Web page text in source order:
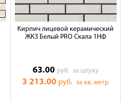
Кирпич лицевой керамический
ЖКЗ Белый PRO Скала 1НФ
63.00 руб. за штуку
3 213.00 руб.за кв. метр